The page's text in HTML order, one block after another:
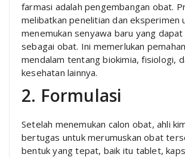
farmasi adalah pengembangan obat.
melibatkan penelitian dan eksperimen
menemukan senyawa baru yang dapat
sebagai obat. Ini memerlukan
mendalam tentang biokimia, fisiologi,
kesehatan lainnya.
2. Formulasi
Setelah menemukan calon obat, ahli
bertugas untuk merumuskan obat
bentuk yang tepat, baik itu tablet,